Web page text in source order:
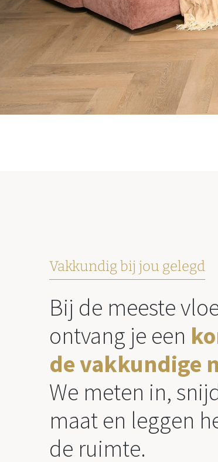
Vakkundig bij jou gelegd
Bij de meeste
ontvang je een
de vakkundige
We meten in,
maat en leggen
de ruimte.